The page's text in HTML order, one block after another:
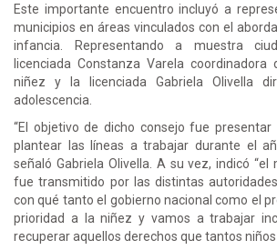
Este importante encuentro incluyó a
municipios en áreas vinculados con el
infancia. Representando a muestra
licenciada Constanza Varela coordinadora
niñez y la licenciada Gabriela Olivella
adolescencia.
“El objetivo de dicho consejo fue
plantear las líneas a trabajar durante el
señaló Gabriela Olivella. A su vez, indicó
fue transmitido por las distintas
con qué tanto el gobierno nacional como el
prioridad a la niñez y vamos a trabajar
recuperar aquellos derechos que tantos niños